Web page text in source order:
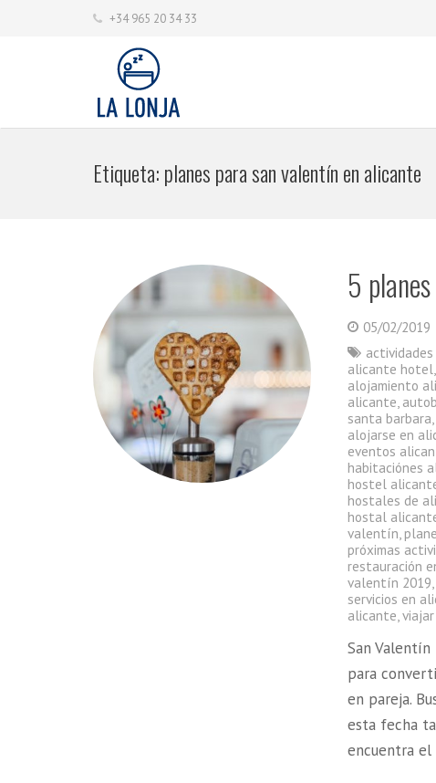
+34 965 20 34 33
Etiqueta:planes para san valentín en alicante
5
05/02/2019
alicante hotel,
alojamiento
alicante,
santa barbara,
alojarse en
eventos
habitaciónes
hostel
hostales de
hostal
valentín,
próximas
restauración
valentín 2019,
servicios en
alicante,
San
para
en pareja.
esta fecha
encuentra